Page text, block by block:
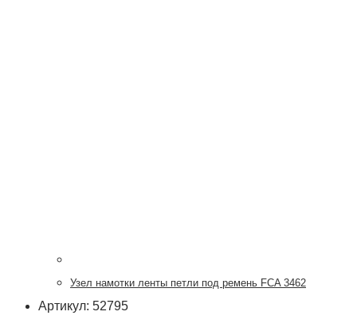
Узел намотки ленты петли под ремень FCA 3462
Артикул: 52795